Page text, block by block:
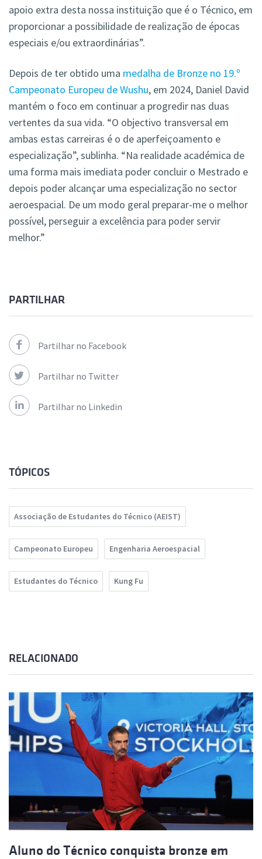
apoio extra desta nossa instituição que é o Técnico, em
proporcionar a possibilidade de realização de épocas
especiais e/ou extraordinárias”.
Depois de ter obtido uma medalha de Bronze no 19.º
Campeonato Europeu de Wushu, em 2024, Daniel David
mantém o foco em continuar a progredir nas duas
vertentes da sua vida. “O objectivo transversal em
ambas estas carreiras é o de aperfeiçoamento e
especialização”, sublinha. “Na realidade académica de
uma forma mais imediata poder concluir o Mestrado e
depois poder alcançar uma especialização no sector
aeroespacial. De um modo geral preparar-me o melhor
possível, perseguir a excelência para poder servir
melhor.”
PARTILHAR
Partilhar no Facebook
Partilhar no Twitter
Partilhar no Linkedin
TÓPICOS
Associação de Estudantes do Técnico (AEIST)
Campeonato Europeu Engenharia Aeroespacial
Estudantes do Técnico Kung Fu
RELACIONADO
Aluno do Técnico conquista bronze em